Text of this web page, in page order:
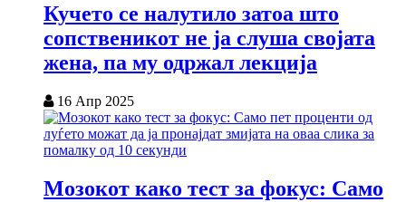
Кучето се налутило затоа што
сопственикот не ја слуша својата
жена, па му одржал лекција
16 Апр 2025
Мозокот како тест за фокус: Само